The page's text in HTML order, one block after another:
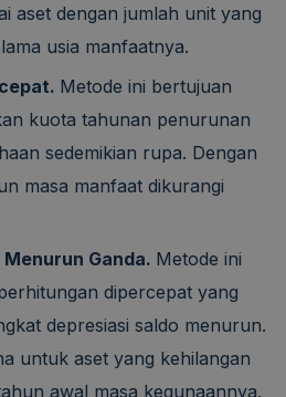
aset dengan jumlah unit yang
usia manfaatnya.
Metode ini bertujuan
kuota tahunan penurunan
sedemikian rupa. Dengan
masa manfaat dikurangi
Ganda. Metode ini
dipercepat yang
depresiasi saldo menurun.
untuk aset yang kehilangan
awal masa kegunaannya.